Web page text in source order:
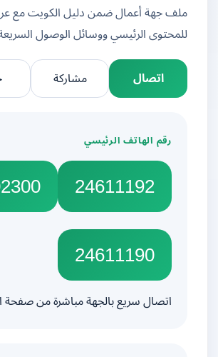
ملف جهة أعمال ضمن دليل الكويت مع عرض
للمحتوى الرئيسي ووسائل الوصول السريعة.
اتصال
مشاركة
رقم الهاتف الرئيسي
24611192
24611190
اتصال سريع بالجهة مباشرة من صفحة